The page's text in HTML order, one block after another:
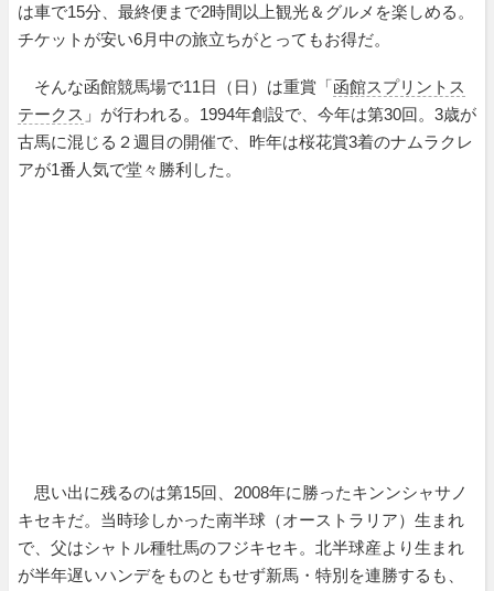
は車で15分、最終便まで2時間以上観光＆グルメを楽しめる。
チケットが安い6月中の旅立ちがとってもお得だ。
そんな函館競馬場で11日（日）は重賞「函館スプリントス
テークス 」が行われる。1994年創設で、今年は第30回。3歳が
古馬に混じる２週目の開催で、昨年は桜花賞3着のナムラクレ
アが1番人気で堂々勝利した。
思い出に残るのは第15回、2008年に勝ったキンンシャサノ
キセキだ。当時珍しかった南半球（オーストラリア）生まれ
で、父はシャトル種牡馬のフジキセキ。北半球産より生まれ
が半年遅いハンデをものともせず新馬・特別を連勝するも、